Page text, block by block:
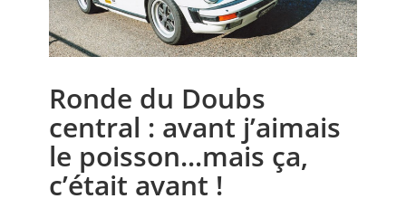
FOCUS
ANNUAIRES
PETITES ANNONCES
Ronde du Doubs
central : avant j’aimais
le poisson...mais ça,
c’était avant !